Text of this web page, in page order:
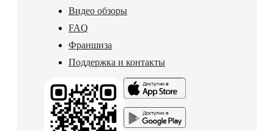
Видео обзоры
FAQ
Франшиза
Поддержка и контакты